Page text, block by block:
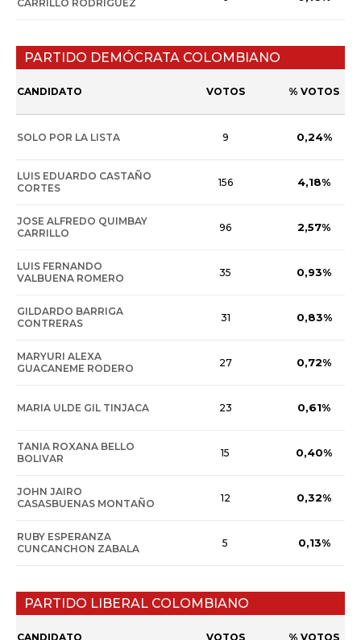
CARRILLO RODRIGUEZ
PARTIDO DEMÓCRATA COLOMBIANO
CANDIDATO VOTOS % VOTOS
SOLO POR LA LISTA 9 0,24%
LUIS EDUARDO CASTAÑO
CORTES
156 4,18%
JOSE ALFREDO QUIMBAY
CARRILLO
96 2,57%
LUIS FERNANDO
VALBUENA ROMERO
35 0,93%
GILDARDO BARRIGA
CONTRERAS
31 0,83%
MARYURI ALEXA
GUACANEME RODERO
27 0,72%
MARIA ULDE GIL TINJACA 23 0,61%
TANIA ROXANA BELLO
BOLIVAR
15 0,40%
JOHN JAIRO
CASASBUENAS MONTAÑO
12 0,32%
RUBY ESPERANZA
CUNCANCHON ZABALA
5 0,13%
PARTIDO LIBERAL COLOMBIANO
CANDIDATO VOTOS % VOTOS